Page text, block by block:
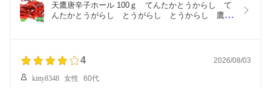
天鷹唐辛子ホール 100ｇ　てんたかとうからし　て
んたかとうがらし　とうがらし　とうからし　鷹の
4 2026/08/03
kitty8348 女性 60代